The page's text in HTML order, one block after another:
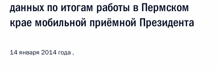
данных по итогам работы в Пермском
крае мобильной приёмной Президента
14 января 2014 года